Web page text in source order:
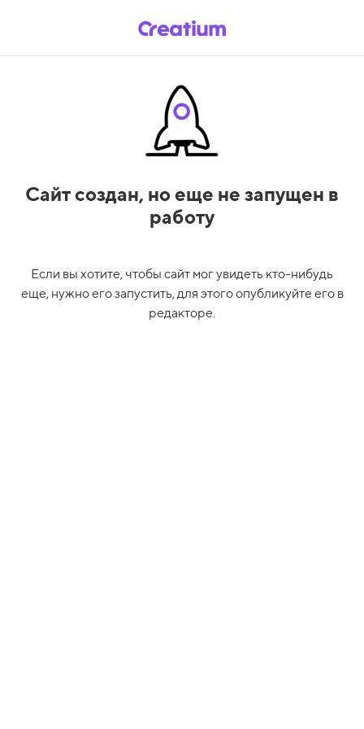
Сайт создан, но еще не запущен в
работу
Если вы хотите, чтобы сайт мог увидеть кто-нибудь
еще, нужно его запустить, для этого опубликуйте его в
редакторе.